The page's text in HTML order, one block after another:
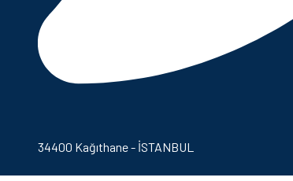
34400 Kağıthane - İSTANBUL